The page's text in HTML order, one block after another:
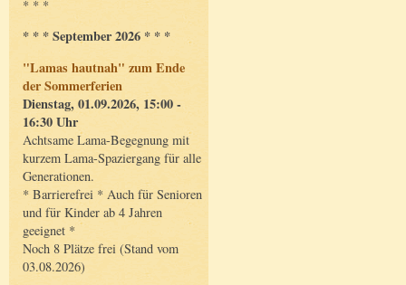
* * *
* * * September 2026 * * *
"Lamas hautnah" zum Ende
der Sommerferien
Dienstag, 01.09.2026, 15:00 -
16:30 Uhr
Achtsame Lama-Begegnung mit
kurzem Lama-Spaziergang für alle
Generationen.
* Barrierefrei * Auch für Senioren
und für Kinder ab 4 Jahren
geeignet *
Noch 8 Plätze frei (Stand vom
03.08.2026)